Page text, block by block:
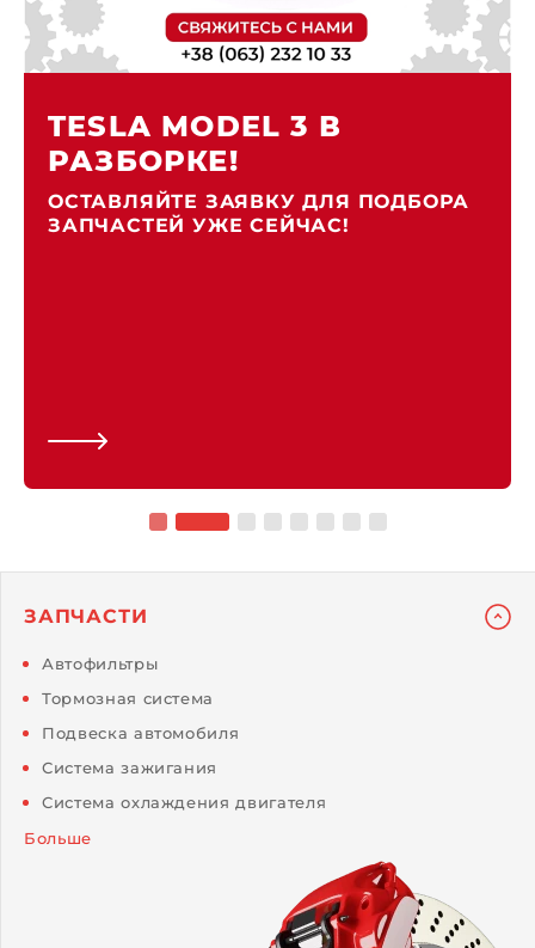
TESLA MODEL 3 В
РАЗБОРКЕ!
ОСТАВЛЯЙТЕ ЗАЯВКУ ДЛЯ ПОДБОРА
ЗАПЧАСТЕЙ УЖЕ СЕЙЧАС!
ЗАПЧАСТИ
Автофильтры
Тормозная система
Подвеска автомобиля
Система зажигания
Система охлаждения двигателя
Больше